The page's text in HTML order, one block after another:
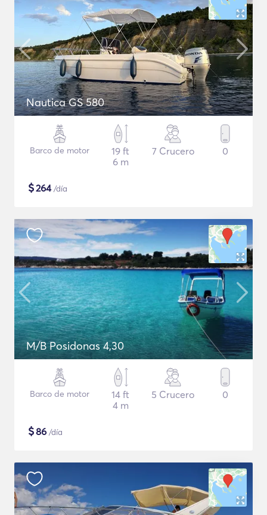
Nautica GS 580
Barco de motor
19 ft
6 m
7 Crucero 0
$264/día
M/B Posidonas 4,30
Barco de motor
14 ft
4 m
5 Crucero 0
$86 /día